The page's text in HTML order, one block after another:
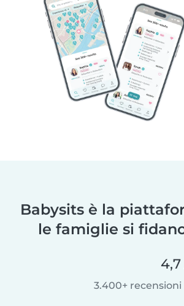
Babysits è la
le famiglie si
4,7
3.400+ recensioni